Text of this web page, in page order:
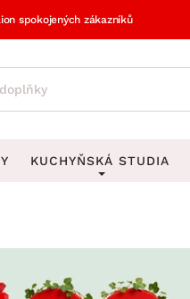
spokojených zákazníků
Obrazy
KUCHYŇSKÁ STUDIA